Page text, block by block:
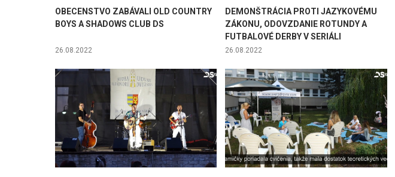
OBECENSTVO ZABÁVALI OLD COUNTRY
BOYS A SHADOWS CLUB DS
26.08.2022
DEMONŠTRÁCIA PROTI JAZYKOVÉMU
ZÁKONU, ODOVZDANIE ROTUNDY A
FUTBALOVÉ DERBY V SERIÁLI
26.08.2022